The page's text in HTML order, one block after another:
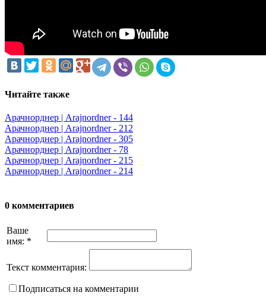
Читайте также
Арачнорднер | Arajnordner - 144
Арачнорднер | Arajnordner - 212
Арачнорднер | Arajnordner - 305
Арачнорднер | Arajnordner - 78
Арачнорднер | Arajnordner - 215
Арачнорднер | Arajnordner - 214
0 комментариев
Ваше
имя: *
Текст комментария:
Подписаться на комментарии